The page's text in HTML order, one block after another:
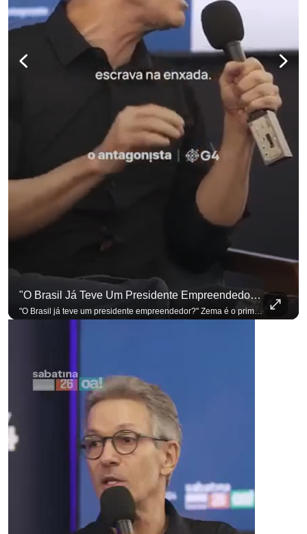
"O Brasil Já Teve Um Presidente Empreendedor?"
"O Brasil já teve um presidente empreendedor?" Zema é o primeiro a sentar na cadeira. Outros três presidenciáveis ainda vão passar por ela. A Sabatina Presidencial está no ar, com perguntas que vieram de uma pesquisa inédita com empresários. Acompanhe AO VIVO no YouTube do G4 Business. Se você busca informação com credibilidade, inscreva-se agora e ative o